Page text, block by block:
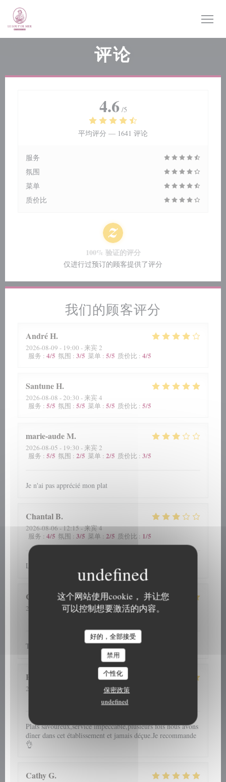
这个网站使用cookie， 并让您
可以控制想要激活的内容。
好的，全部接受
禁用
个性化
保密政策
undefined
评论
我们的顾客评分
AndréH
2026-08-09 - 19:00 - 来宾 2
服务 : 4/5 氛围 : 3/5 菜单 : 5/5 质价比 : 4/5
SantuneH
2026-08-08 - 20:30 - 来宾 4
服务 : 5/5 氛围 : 5/5 菜单 : 5/5 质价比 : 5/5
marie-audeM
2026-08-05 - 19:30 - 来宾 2
服务 : 5/5 氛围 : 2/5 菜单 : 2/5 质价比 : 3/5
Je n'ai pas apprécié mon plat
ChantalB
2026-08-06- 12:15 - 来宾 4
服务 : 4/5 氛围 : 3/5 菜单 : 2/5 质价比 : 1/5
La planche apéritive
Colette D
2026-08-06
- 12:30 - 来宾 4
5/5 菜单: 5 /5 5/5
Tout a été parfait ! Nous reviendrons avec plaisir !
H
2026-08-06
:5/5 质价比
Plats savoureux,service impeccable,plusieurs fois nous avons
dîner dans cet établissement et jamais déçue.Je recommande
👌
CathyG
4.6 /5
平均评分 — 1641 评论
服务
氛围
菜单
质价比
100% 验证的评分
仅进行过预订的顾客提供了评分